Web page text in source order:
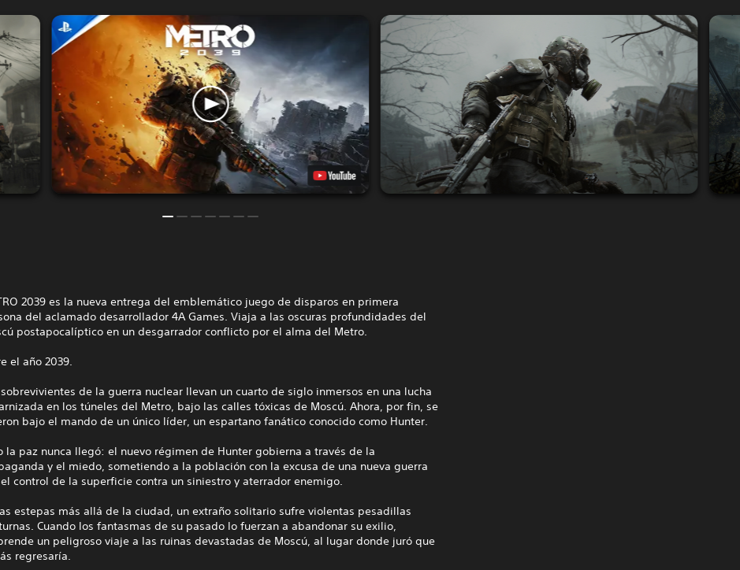
2039 es la nueva entrega del emblemático juego de disparos en primera
del aclamado desarrollador 4A Games. Viaja a las oscuras profundidades del
postapocalíptico en un desgarrador conflicto por el alma del Metro.
el año 2039.
sobrevivientes de la guerra nuclear llevan un cuarto de siglo inmersos en una lucha
en los túneles del Metro, bajo las calles tóxicas de Moscú. Ahora, por fin, se
bajo el mando de un único líder, un espartano fanático conocido como Hunter.
la paz nunca llegó: el nuevo régimen de Hunter gobierna a través de la
y el miedo, sometiendo a la población con la excusa de una nueva guerra
control de la superficie contra un siniestro y aterrador enemigo.
estepas más allá de la ciudad, un extraño solitario sufre violentas pesadillas
Cuando los fantasmas de su pasado lo fuerzan a abandonar su exilio,
un peligroso viaje a las ruinas devastadas de Moscú, al lugar donde juró que
regresaría.